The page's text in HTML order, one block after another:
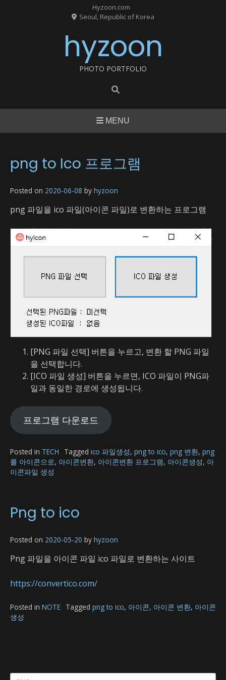
Hyzoon.com
Seoul, Republic of Korea
hyzoon
PHOTO PORTFOLIO
MENU
png to Ico 프로그램
Posted on 2020-06-08 by hyzoon
png 파일을 ico 파일(아이콘 파일)로 변환하는 프로그램
[PNG 파일 선택] 버튼을 누르고, 변환 할 PNG 파일
을 선택합니다.
[ICO 파일 생성] 버튼을 누르면, ICO 파일이 PNG파
일과 동일한 경로에 생성됩니다.
프로그램 다운로드
Posted in TECH Tagged ico 파일생성, png to ico, png 변환, png
를 아이콘으로, 아이콘변환, 아이콘변환 프로그램, 아이콘생성, 아
이콘파일 생성
Png to ico
Posted on 2020-05-20 by hyzoon
Png 파일을 아이콘 파일 ico 파일로 변환하는 사이트
https://convertico.com/
Posted in NOTE Tagged png to ico, 아이콘, 아이콘 변환, 아이콘
생성